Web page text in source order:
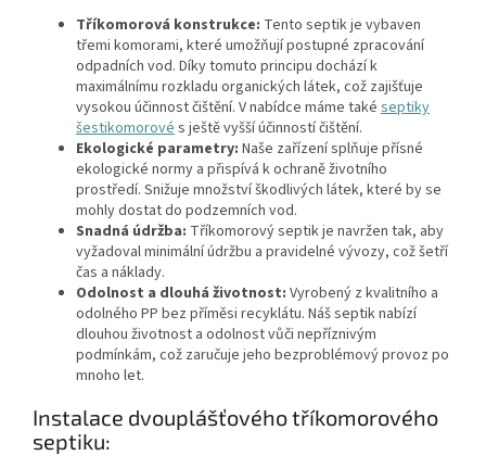
Tříkomorová konstrukce: Tento septik je vybaven
třemi komorami, které umožňují postupné zpracování
odpadních vod. Díky tomuto principu dochází k
maximálnímu rozkladu organických látek, což zajišťuje
vysokou účinnost čištění. V nabídce máme také septiky
šestikomorovés ještě vyšší účinností čištění.
Ekologické parametry: Naše zařízení splňuje přísné
ekologické normy a přispívá k ochraně životního
prostředí. Snižuje množství škodlivých látek, které by se
mohly dostat do podzemních vod.
Snadná údržba: Tříkomorový septik je navržen tak, aby
vyžadoval minimální údržbu a pravidelné vývozy, což šetří
čas a náklady.
Odolnost a dlouhá životnost: Vyrobený z kvalitního a
odolného PP bez příměsi recyklátu. Náš septik nabízí
dlouhou životnost a odolnost vůči nepříznivým
podmínkám, což zaručuje jeho bezproblémový provoz po
mnoho let.
Instalace dvouplášťového tříkomorového
septiku: